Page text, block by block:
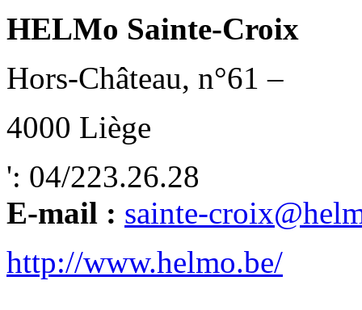
HELMo Sainte-Croix
Hors-Château, n°61 –
4000 Liège
': 04/223.26.28
E-mail : sainte-
http://www.helmo.be/